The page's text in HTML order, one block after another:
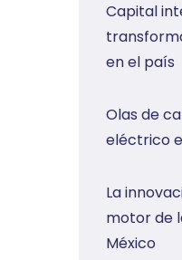
Capital
en el país
Olas de
eléctrico
La
motor de
México